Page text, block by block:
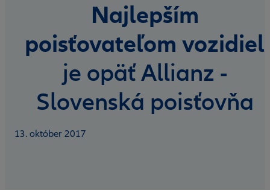
Najlepším
poisťovateľom vozidiel
je opäť Allianz -
Slovenská poisťovňa
13. október 2017